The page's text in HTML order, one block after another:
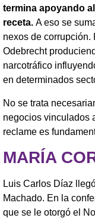
termina apoyando
receta. A eso se
nexos de corrupción.
Odebrecht
narcotráfico
en determinados
No se trata
negocios vinculados
reclame es
MARÍA
Luis Carlos Díaz
Machado. En la
que se le otorgó el